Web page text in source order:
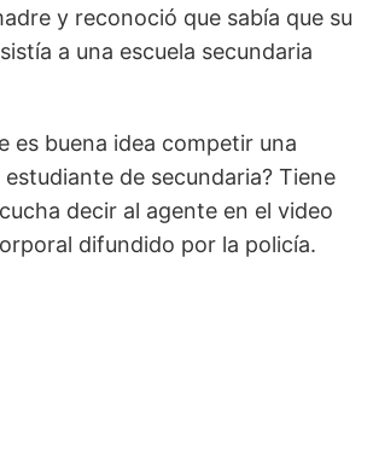
y reconoció que sabía que su
a una escuela secundaria
es buena idea competir una
de secundaria? Tiene
decir al agente en el video
difundido por la policía.